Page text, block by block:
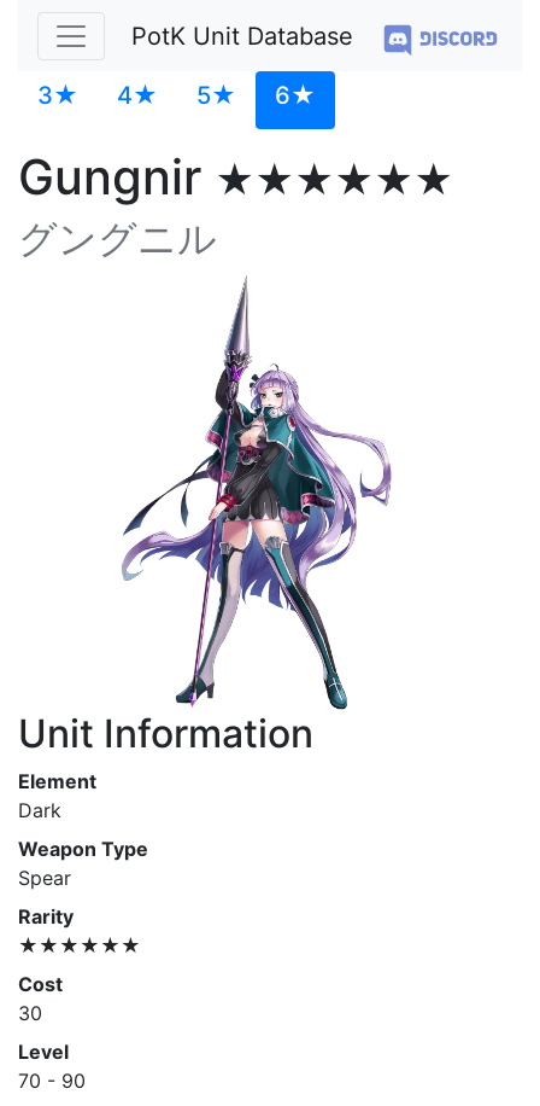
PotK Unit Database
3★ 4★ 5★ 6★
Gungnir ★★★★★★
グングニル
Unit Information
Element
Dark
Weapon Type
Spear
Rarity
★★★★★★
Cost
30
Level
70 - 90